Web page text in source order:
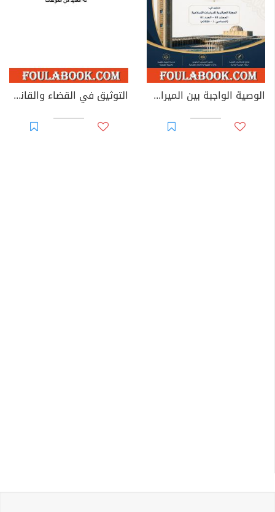
الوصية الواجبة بين الميراث والوصية: دراسة في الطبيعة القانونية والأساس التشريعي وإشكاليات التطبيق التوثيق في القضاء والقانون المغربيين - الأجزاء من 44 إلى 67